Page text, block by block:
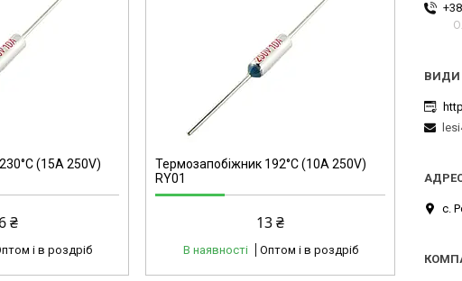
(15А 250V)
₴
і в роздріб
Термозапобіжник 192°C (10А 250V)
RY01
13 ₴
В наявності Оптом і в роздріб
с.